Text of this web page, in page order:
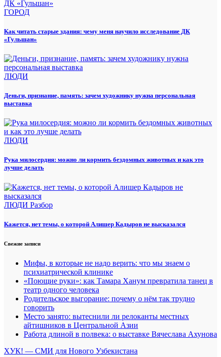
ГОРОД
Как читать старые здания: чему меня научило исследование ДК
«Гульшан»
ЛЮДИ
Деньги, признание, память: зачем художнику нужна персональная
выставка
ЛЮДИ
Рука милосердия: можно ли кормить бездомных животных и как это
лучше делать
ЛЮДИ Разбор
Кажется, нет темы, о которой Алишер Кадыров не высказался
Свежие записи
Мифы, в которые не надо верить: что мы знаем о
психиатрической клинике
«Поющие руки»: как Тамара Ханум превратила танец в
театр одного человека
Родительское выгорание: почему о нём так трудно
говорить
Место занято: вытеснили ли релоканты местных
айтишников в Центральной Азии
Работа длиной в полвека: о выставке Вячеслава Ахунова
ХУК! — СМИ для Нового Узбекистана